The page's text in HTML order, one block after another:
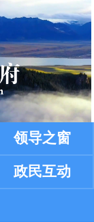
领导之窗
政民互动